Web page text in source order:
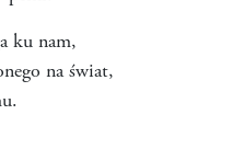
ku nam,
na świat,